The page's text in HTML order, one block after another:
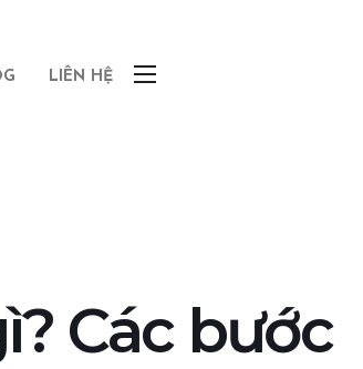
LIÊN HỆ
Các bước